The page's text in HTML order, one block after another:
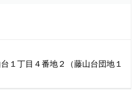
１丁目４番地２（藤山台団地１